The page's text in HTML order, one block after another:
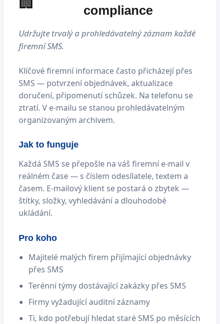
compliance
Udržujte trvalý a prohledávatelný záznam každé
firemní SMS.
Klíčové firemní informace často přicházejí přes
SMS — potvrzení objednávek, aktualizace
doručení, připomenutí schůzek. Na telefonu se
ztratí. V e-mailu se stanou prohledávatelným
organizovaným archivem.
Jak to funguje
Každá SMS se přepošle na váš firemní e-mail v
reálném čase — s číslem odesílatele, textem a
časem. E-mailový klient se postará o zbytek —
štítky, složky, vyhledávání a dlouhodobé
ukládání.
Pro koho
Majitelé malých firem přijímající objednávky
přes SMS
Terénní týmy dostávající zakázky přes SMS
Firmy vyžadující auditní záznamy
Ti, kdo potřebují hledat staré SMS po měsících